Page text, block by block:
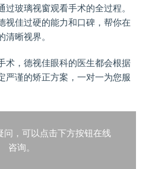
过玻璃视窗观看手术的全过程。
视佳过硬的能力和口碑，帮你在
清晰视界。
，德视佳眼科的医生都会根据
严谨的矫正方案，一对一为您服
问，可以点击下方按钮在线
咨询。